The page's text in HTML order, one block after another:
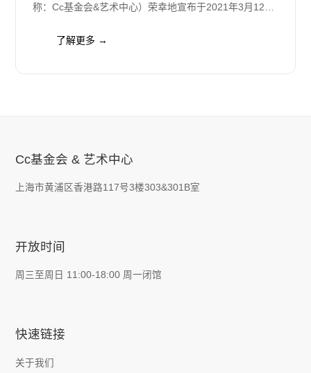
称：Cc基金会&艺术中心）荣幸地宣布于2021年3月12日
托邦”。了解更多 →
Cc基金会 & 艺术中心
上海市黄浦区香港路117号3楼303&301B室
开放时间
周三至周日 11:00-18:00 周一闭馆
快速链接
关于我们